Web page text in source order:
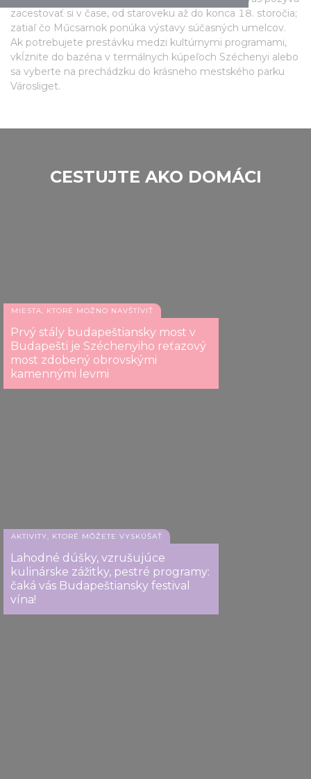
zacestovať si v čase, od staroveku až do konca 18. storočia;
zatiaľ čo Műcsarnok ponúka výstavy súčasných umelcov.
Ak potrebujete prestávku medzi kultúrnymi programami,
vkĺznite do bazéna v termálnych kúpeľoch Széchenyi alebo
sa vyberte na prechádzku do krásneho mestského parku
Városliget.
CESTUJTE AKO DOMÁCI
MIESTA, KTORÉ MOŽNO NAVŠTÍVIŤ
Prvý stály budapeštiansky most v
Budapešti je Széchenyiho reťazový
most zdobený obrovskými
kamennými levmi
AKTIVITY, KTORÉ MÔŽETE VYSKÚŠAŤ
Lahodné dúšky, vzrušujúce
kulinárske zážitky, pestré programy:
čaká vás Budapeštiansky festival
vína!